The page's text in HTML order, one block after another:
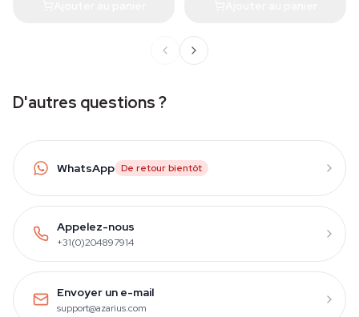
D'autres questions ?
WhatsApp De retour bientôt
Appelez-nous
+31(0)204897914
Envoyer un e-mail
support@azarius.com